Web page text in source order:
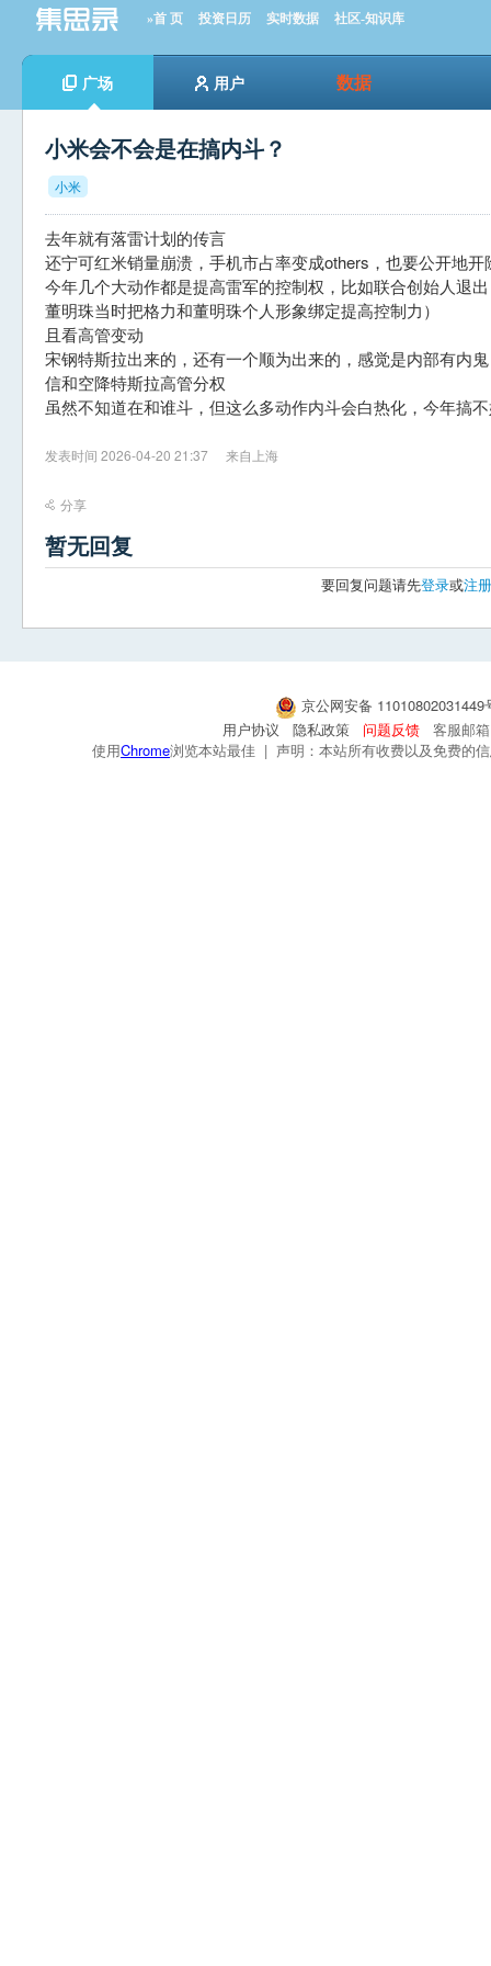
»首 页 投资日历 实时数据 社区-知识库
广场 用户 数据
小米会不会是在搞内斗？
小米
去年就有落雷计划的传言
还宁可红米销量崩溃，手机市占率变成others，也要公开地
今年几个大动作都是提高雷军的控制权，比如联合创始人退
董明珠当时把格力和董明珠个人形象绑定提高控制力）
且看高管变动
宋钢特斯拉出来的，还有一个顺为出来的，感觉是内部有内
信和空降特斯拉高管分权
虽然不知道在和谁斗，但这么多动作内斗会白热化，今年搞
发表时间 2026-04-20 21:37 来自上海
分享
暂无回复
要回复问题请先登录或注册
京公网安备
用户协议
隐私政策 问题反馈
客服邮
使用Chrome浏览本站最佳 | 声明：本站所有收费以及免费的